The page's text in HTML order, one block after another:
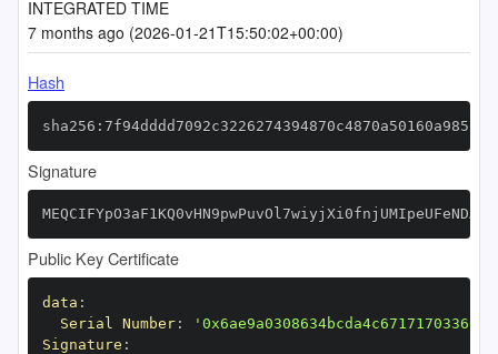
INTEGRATED TIME
7 months ago (2026-01-21T15:50:02+00:00)
Hash
Signature
Public Key Certificate
data :
Serial Number:
Signature :